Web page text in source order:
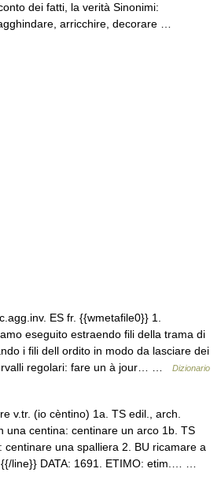
dei fatti, la verità Sinonimi:
arricchire, decorare …
ES fr. {{wmetafile0}} 1.
eseguito estraendo fili della trama di
i fili dell ordito in modo da lasciare dei
regolari: fare un à jour… …
Dizionario
v.tr. (io cèntino) 1a. TS edil., arch.
una centina: centinare un arco 1b. TS
centinare una spalliera 2. BU ricamare a
line}} DATA: 1691. ETIMO: etim.… …